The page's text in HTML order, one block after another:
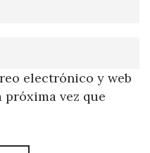
electrónico y web
próxima vez que